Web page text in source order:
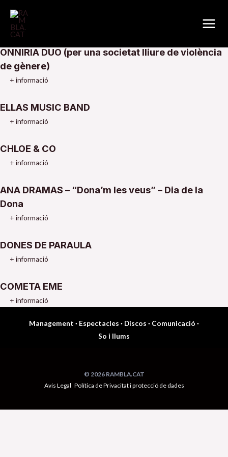
contingut
En femení
tornar a Management
ONNIRIA DUO (per una societat lliure de violència
de gènere)
+ informació
ELLAS MUSIC BAND
+ informació
CHLOE & CO
+ informació
ANA DRAMAS – “Dona’m les veus” – Dia de la
Dona
+ informació
DONES DE PARAULA
+ informació
COMETA EME
+ informació
Management · Espectacles · Discos · Comunicació ·
So i llums
© 2026 RAMBLA.CAT
Avís Legal Política de Privacitat i protecció de dades